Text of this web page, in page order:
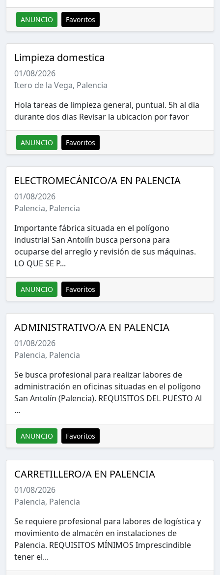
ANUNCIO Favoritos
Limpieza domestica
01/08/2026
Itero de la Vega, Palencia
Hola tareas de limpieza general, puntual. 5h al dia
durante dos dias Revisar la ubicacion por favor
ANUNCIO Favoritos
ELECTROMECÁNICO/A EN PALENCIA
01/08/2026
Palencia, Palencia
Importante fábrica situada en el polígono
industrial San Antolín busca persona para
ocuparse del arreglo y revisión de sus máquinas.
LO QUE SE P...
ANUNCIO Favoritos
ADMINISTRATIVO/A EN PALENCIA
01/08/2026
Palencia, Palencia
Se busca profesional para realizar labores de
administración en oficinas situadas en el polígono
San Antolín (Palencia). REQUISITOS DEL PUESTO Al
...
ANUNCIO Favoritos
CARRETILLERO/A EN PALENCIA
01/08/2026
Palencia, Palencia
Se requiere profesional para labores de logística y
movimiento de almacén en instalaciones de
Palencia. REQUISITOS MÍNIMOS Imprescindible
tener el...